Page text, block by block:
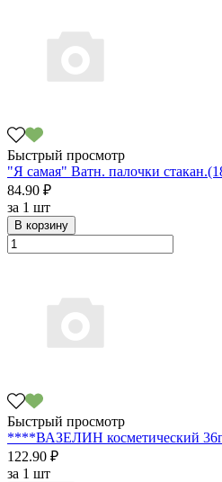
Быстрый просмотр
"Я самая" Ватн. палочки
84.90 ₽
за 1 шт
В корзину
Быстрый просмотр
****ВАЗЕЛИН косметический
122.90 ₽
за 1 шт